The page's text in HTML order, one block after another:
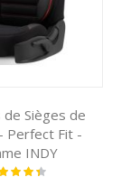
Sièges de
Perfect Fit -
INDY